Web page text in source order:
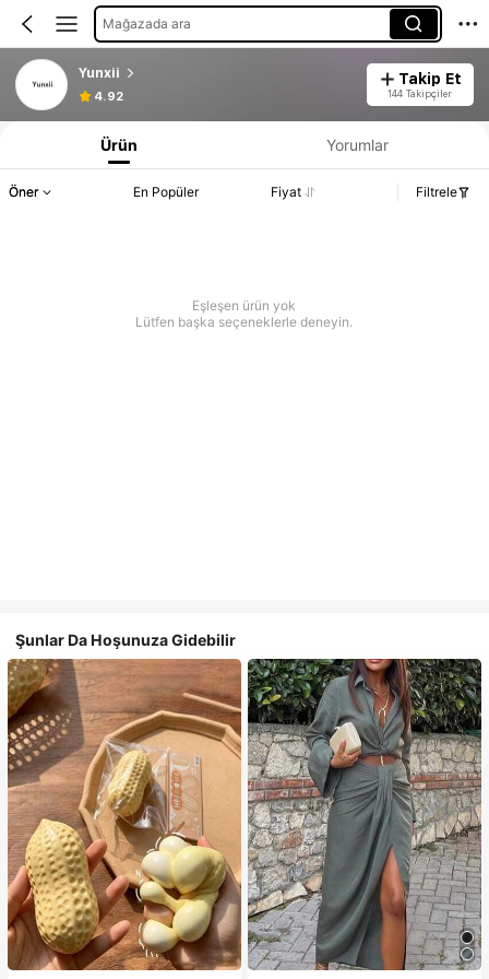
Mağazada ara
Yunxii
4.92
Takip Et
144 Takipçiler
Ürün Yorumlar
Öner En Popüler Fiyat Filtrele
Eşleşen ürün yok
Lütfen başka seçeneklerle deneyin.
Şunlar Da Hoşunuza Gidebilir